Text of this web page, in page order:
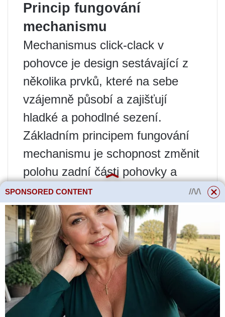
Princip fungování
mechanismu
Mechanismus click-clack v
pohovce je design sestávající z
několika prvků, které na sebe
vzájemně působí a zajišťují
hladké a pohodlné sezení.
Základním principem fungování
mechanismu je schopnost změnit
polohu zadní části pohovky a
područek a také prodloužit nohy
pohovky.
Hlavní prvky mechanismu jsou:
speciální kovové panty;
pružiny různé tuhosti;
svorky, které zajistí pohovku ve
zvolené poloze.
SPONSORED CONTENT